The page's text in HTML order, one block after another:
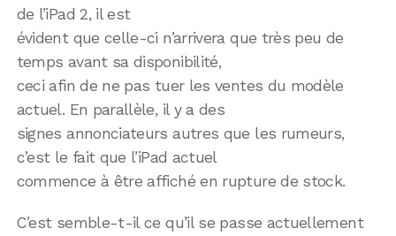
de l’iPad 2, il est
évident que celle-ci n’arrivera que très peu de
temps avant sa disponibilité,
ceci afin de ne pas tuer les ventes du modèle
actuel. En parallèle, il y a des
signes annonciateurs autres que les rumeurs,
c’est le fait que l’iPad actuel
commence à être affiché en rupture de stock.
C’est semble-t-il ce qu’il se passe actuellement